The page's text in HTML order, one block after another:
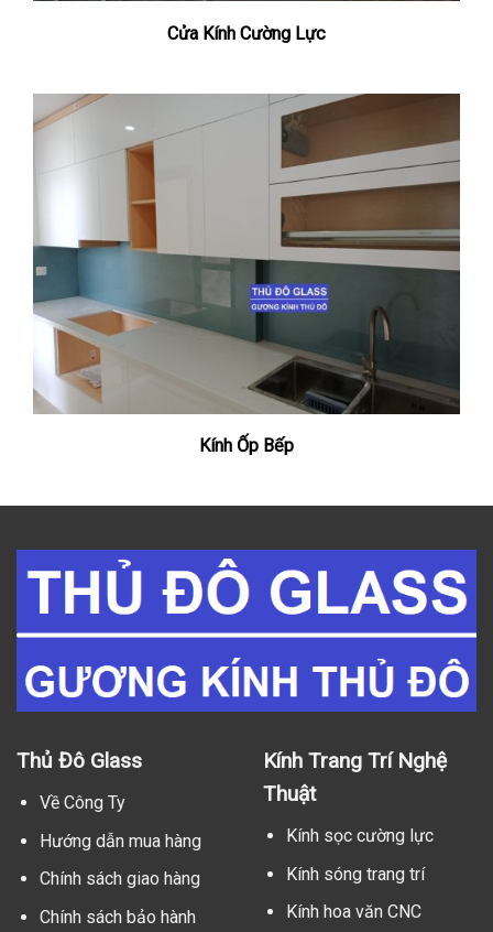
Cửa Kính Cường Lực
Kính Ốp Bếp
Thủ Đô Glass
Về Công Ty
Hướng dẫn mua hàng
Chính sách giao hàng
Chính sách bảo hành
Kính Trang Trí Nghệ
Thuật
Kính sọc cường lực
Kính sóng trang trí
Kính hoa văn CNC